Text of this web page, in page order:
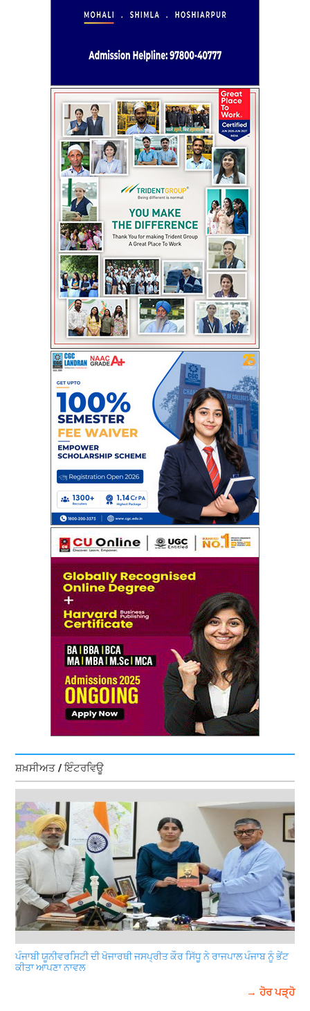
ਸ਼ਖ਼ਸੀਅਤ / ਇੰਟਰਵਿਊ
ਪੰਜਾਬੀ ਯੂਨੀਵਰਸਿਟੀ ਦੀ ਖੋਜਾਰਥੀ ਜਸਪ੍ਰੀਤ ਕੌਰ ਸਿੱਧੂ ਨੇ ਰਾਜਪਾਲ ਪੰਜਾਬ ਨੂੰ ਭੇਂਟ
ਕੀਤਾ ਆਪਣਾ ਨਾਵਲ
→ ਹੋਰ ਪੜ੍ਹੋ